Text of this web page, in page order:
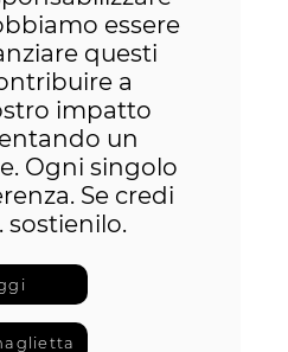
essere
questi
a
impatto
un
Ogni singolo
Se credi
sostienilo.